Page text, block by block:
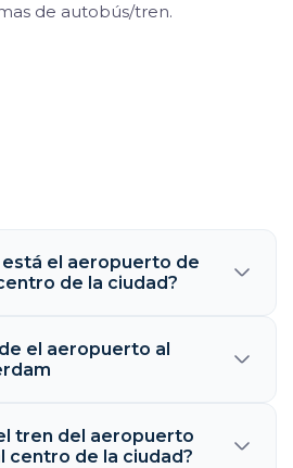
de autobús/tren.
el aeropuerto de
de la ciudad?
el aeropuerto al
tren del aeropuerto
centro de la ciudad?